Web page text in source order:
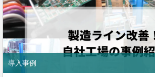
導入事例